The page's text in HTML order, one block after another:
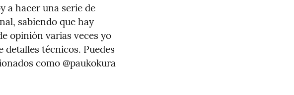
a hacer una serie de
sabiendo que hay
opinión varias veces yo
técnicos. Puedes
como @paukokura